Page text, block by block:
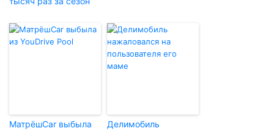
МатрёшCar выбыла
Делимобиль